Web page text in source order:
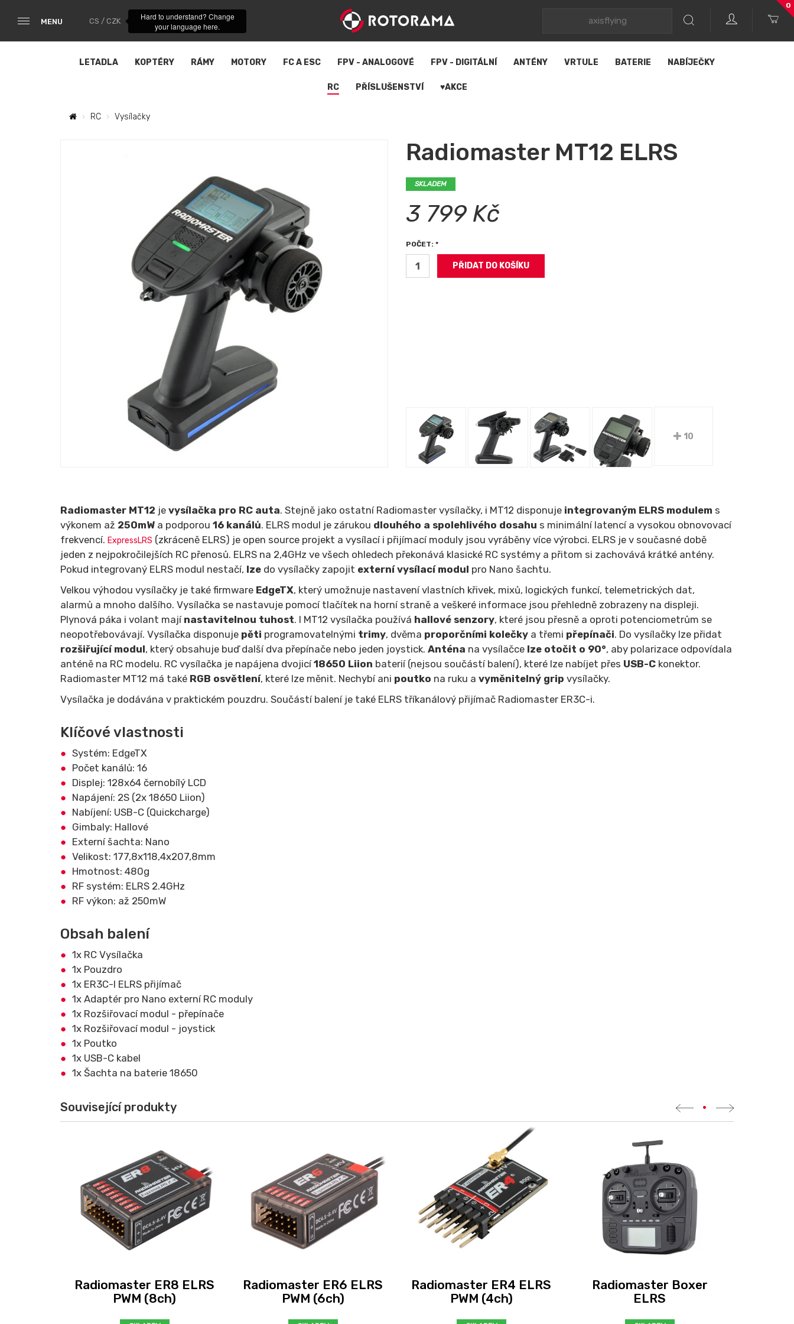
MENU CS / CZK
Hard to understand? Change
your language here.
0
LETADLA KOPTÉRY RÁMY MOTORY FC A ESC FPV - ANALOGOVÉ FPV - DIGITÁLNÍ ANTÉNY VRTULE BATERIE NABÍJEČKY
RC PŘÍSLUŠENSTVÍ ♥AKCE
RC Vysílačky
Radiomaster MT12 ELRS
SKLADEM
3 799 Kč
10
POČET: *
Radiomaster MT12 je vysílačka pro RC auta. Stejně jako ostatní Radiomaster vysílačky, i MT12 disponuje integrovaným ELRS modulem s
výkonem až 250mW a podporou 16 kanálů. ELRS modul je zárukou dlouhého a spolehlivého dosahu s minimální latencí a vysokou obnovovací
frekvencí. ExpressLRS (zkráceně ELRS) je open source projekt a vysílací i přijímací moduly jsou vyráběny více výrobci. ELRS je v současné době
jeden z nejpokročilejších RC přenosů. ELRS na 2,4GHz ve všech ohledech překonává klasické RC systémy a přitom si zachovává krátké antény.
Pokud integrovaný ELRS modul nestačí, lze do vysílačky zapojit externí vysílací modul pro Nano šachtu.
Velkou výhodou vysílačky je také firmware EdgeTX, který umožnuje nastavení vlastních křivek, mixů, logických funkcí, telemetrických dat,
alarmů a mnoho dalšího. Vysílačka se nastavuje pomocí tlačítek na horní straně a veškeré informace jsou přehledně zobrazeny na displeji.
Plynová páka i volant mají nastavitelnou tuhost. I MT12 vysílačka používá hallové senzory, které jsou přesně a oproti potenciometrům se
neopotřebovávají. Vysílačka disponuje pěti programovatelnými trimy, dvěma proporčními kolečky a třemi přepínači. Do vysílačky lze přidat
rozšiřující modul, který obsahuje buď další dva přepínače nebo jeden joystick. Anténa na vysílačce lze otočit o 90°, aby polarizace odpovídala
anténě na RC modelu. RC vysílačka je napájena dvojicí18650 Liion baterií (nejsou součástí balení), které lze nabíjet přes USB-C konektor.
Radiomaster MT12 má také RGB osvětlení, které lze měnit. Nechybí ani poutko na ruku a vyměnitelný grip vysílačky.
Vysílačka je dodávána v praktickém pouzdru. Součástí balení je také ELRS tříkanálový přijímač Radiomaster ER3C-i.
Klíčové vlastnosti
Systém: EdgeTX
Počet kanálů: 16
Displej: 128x64 černobílý LCD
Napájení: 2S (2x 18650 Liion)
Nabíjení: USB-C (Quickcharge)
Gimbaly: Hallové
Externí šachta: Nano
Velikost: 177,8x118,4x207,8mm
Hmotnost: 480g
RF systém: ELRS 2.4GHz
RF výkon: až 250mW
Obsah balení
1x RC Vysílačka
1x Pouzdro
1x ER3C-I ELRS přijímač
1x Adaptér pro Nano externí RC moduly
1x Rozšiřovací modul - přepínače
1x Rozšiřovací modul - joystick
1x Poutko
1x USB-C kabel
1x Šachta na baterie 18650
Související produkty •
Radiomaster ER8 ELRS
PWM (8ch)
Radiomaster ER6 ELRS
PWM (6ch)
Radiomaster ER4 ELRS
PWM (4ch)
Radiomaster Boxer
ELRS